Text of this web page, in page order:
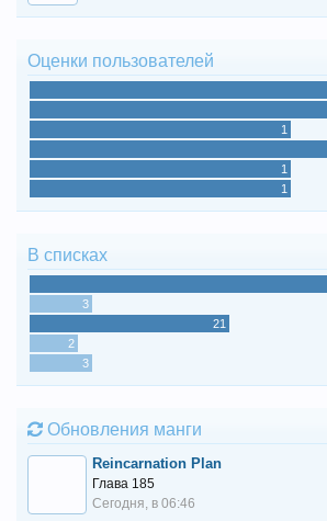
Оценки пользователей
1
1
1
В списках
3
21
2
3
Обновления манги
Reincarnation Plan
Глава 185
Сегодня, в 06:46